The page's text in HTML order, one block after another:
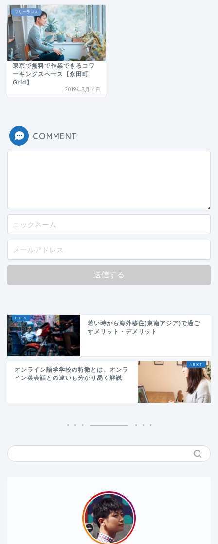
フリーランス
東京で無料で作業できるコワ
ーキングスペース【永田町
Grid】
2019年8月14日
COMMENT
若い時から海外移住(東南アジア)で過ご
すメリット・デメリット
オンライン語学学校の特徴とは。オンラ
イン英会話との違いも分かり易く解説